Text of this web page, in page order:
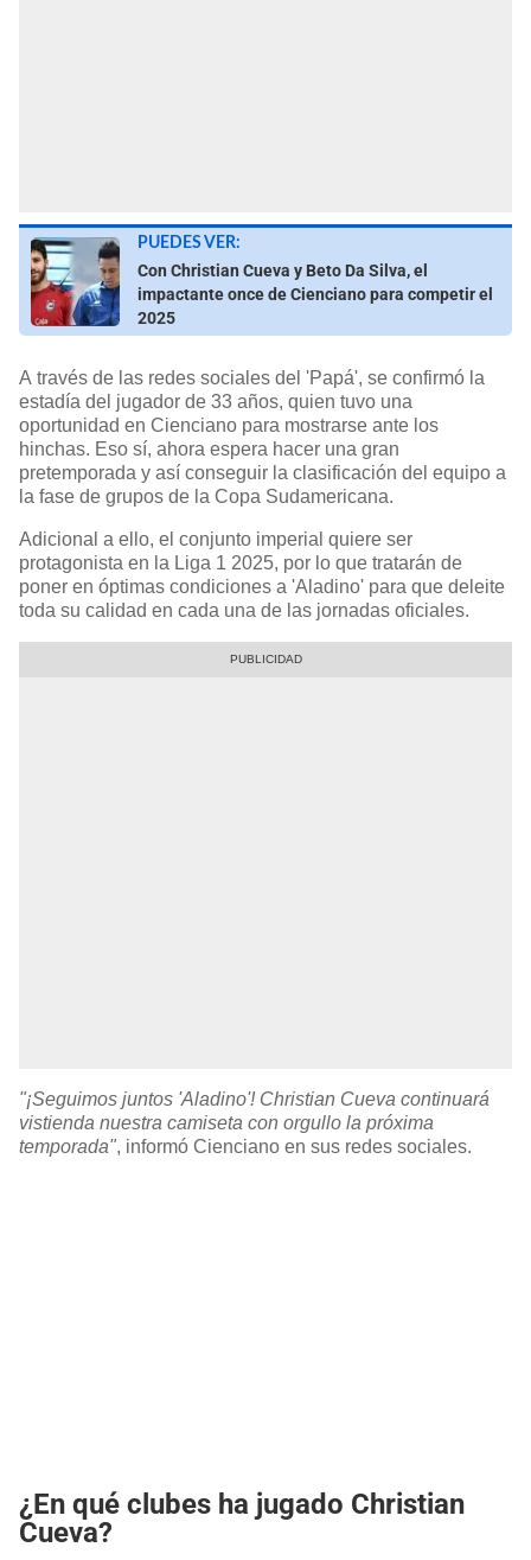
PUEDES VER:
Con Christian Cueva y Beto Da Silva, el
impactante once de Cienciano para competir el
2025
A través de las redes sociales del 'Papá', se confirmó la
estadía del jugador de 33 años, quien tuvo una
oportunidad en Cienciano para mostrarse ante los
hinchas. Eso sí, ahora espera hacer una gran
pretemporada y así conseguir la clasificación del equipo a
la fase de grupos de la Copa Sudamericana.
Adicional a ello, el conjunto imperial quiere ser
protagonista en la Liga 1 2025, por lo que tratarán de
poner en óptimas condiciones a 'Aladino' para que deleite
toda su calidad en cada una de las jornadas oficiales.
"¡Seguimos juntos 'Aladino'! Christian Cueva continuará
vistienda nuestra camiseta con orgullo la próxima
temporada", informó Cienciano en sus redes sociales.
¿En qué clubes ha jugado Christian
Cueva?